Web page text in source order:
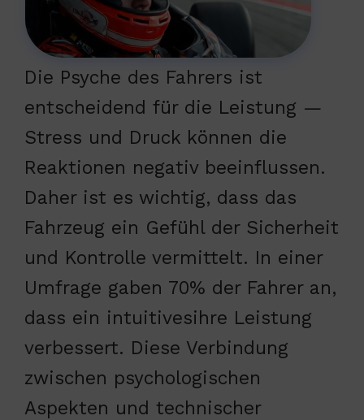
Die Psyche des Fahrers ist
entscheidend für die Leistung —
Stress und Druck können die
Reaktionen negativ beeinflussen.
Daher ist es wichtig, dass das
Fahrzeug ein Gefühl der Sicherheit
und Kontrolle vermittelt. In einer
Umfrage gaben 70% der Fahrer an,
dass ein intuitivesihre Leistung
verbessert. Diese Verbindung
zwischen psychologischen
Aspekten und technischer